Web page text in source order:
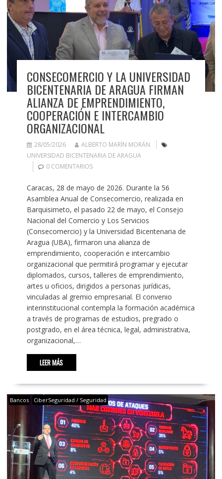
CONSECOMERCIO Y LA UNIVERSIDAD
BICENTENARIA DE ARAGUA FIRMAN
ALIANZA DE EMPRENDIMIENTO,
COOPERACIÓN E INTERCAMBIO
ORGANIZACIONAL
28/05/2026
ALBERTO MARÍN MORÁN
UNIVERSIDAD BICENTENARIA DE ARAGUA
0 COMENTARIOS
Caracas, 28 de mayo de 2026. Durante la 56
Asamblea Anual de Consecomercio, realizada en
Barquisimeto, el pasado 22 de mayo, el Consejo
Nacional del Comercio y Los Servicios
(Consecomercio) y la Universidad Bicentenaria de
Aragua (UBA), firmaron una alianza de
emprendimiento, cooperación e intercambio
organizacional que permitirá programar y ejecutar
diplomados, cursos, talleres de emprendimiento,
artes u oficios, dirigidos a personas jurídicas,
vinculadas al gremio empresarial. El convenio
interinstitucional contempla la formación académica
a través de programas de estudios, pregrado o
postgrado, en el área técnica, legal, administrativa,
organizacional,…
LEER MÁS
Bancos CiberSeguridad / Seguridad